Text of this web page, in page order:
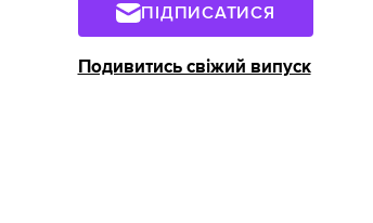
ПІДПИСАТИСЯ
Подивитись свіжий випуск